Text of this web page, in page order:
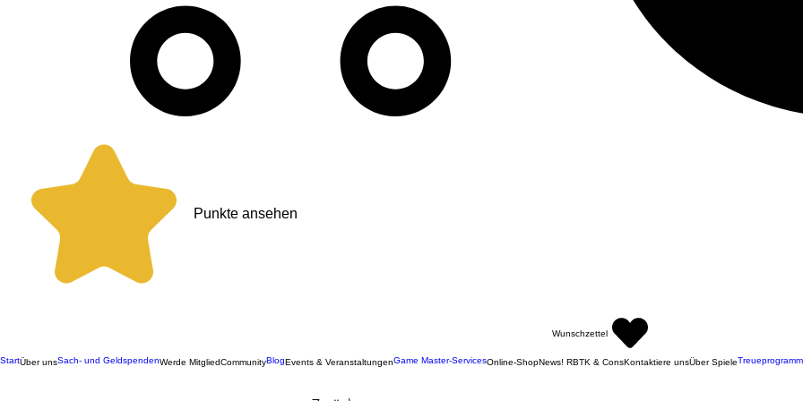
Punkte ansehen
Wunschzettel
StartÜber unsSach- und GeldspendenWerde MitgliedCommunityBlogEvents & VeranstaltungenGame Master-ServicesOnline-ShopNews! RBTK & ConsKontaktiere unsÜber SpieleTreueprogramm